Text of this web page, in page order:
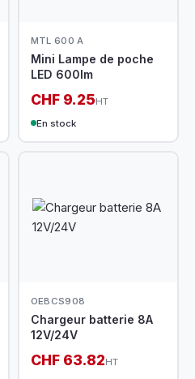
MTL 600 A
Mini Lampe de poche
LED 600lm
CHF 9.25HT
En stock
OEBCS908
Chargeur batterie 8A
12V/24V
CHF 63.82HT